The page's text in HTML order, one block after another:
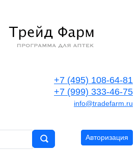
+7 (495) 108-64-81
+7 (999) 333-46-75
info@tradefarm.ru
Авторизация